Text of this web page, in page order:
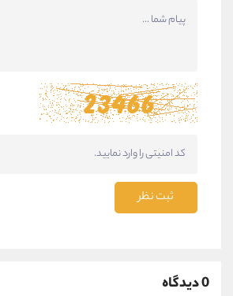
ثبت نظر
0 دیدگاه